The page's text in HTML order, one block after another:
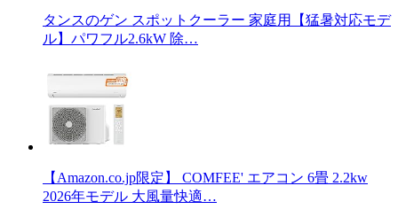
タンスのゲン スポットクーラー 家庭用【猛暑対応モデ
ル】パワフル2.6kW 除…
【Amazon.co.jp限定】 COMFEE' エアコン 6畳 2.2kw
2026年モデル 大風量快適…